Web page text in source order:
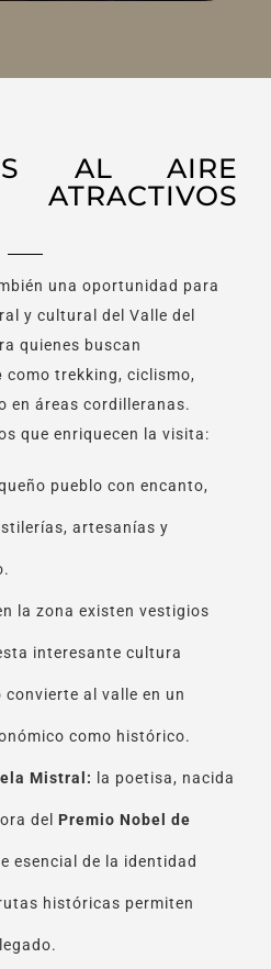
AL AIRE
una oportunidad para
y cultural del Valle del
quienes buscan
como trekking, ciclismo,
en áreas cordilleranas.
que enriquecen la visita:
pueblo con encanto,
artesanías y
la zona existen vestigios
interesante cultura
al valle en un
como histórico.
Mistral: la poetisa, nacida
del Premio Nobel de
esencial de la identidad
históricas permiten